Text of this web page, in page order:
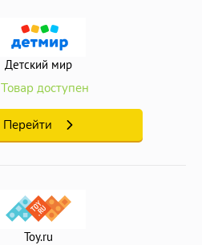
Детский мир
Товар доступен
Перейти
Toy.ru